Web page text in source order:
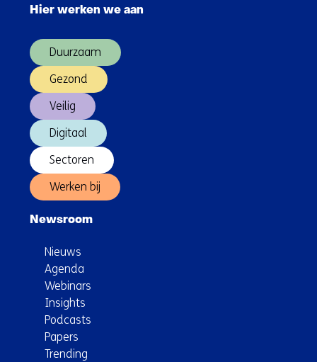
morgen
Hier werken we aan
Duurzaam
Gezond
Veilig
Digitaal
Sectoren
Werken bij
Newsroom
Nieuws
Agenda
Webinars
Insights
Podcasts
Papers
Trending